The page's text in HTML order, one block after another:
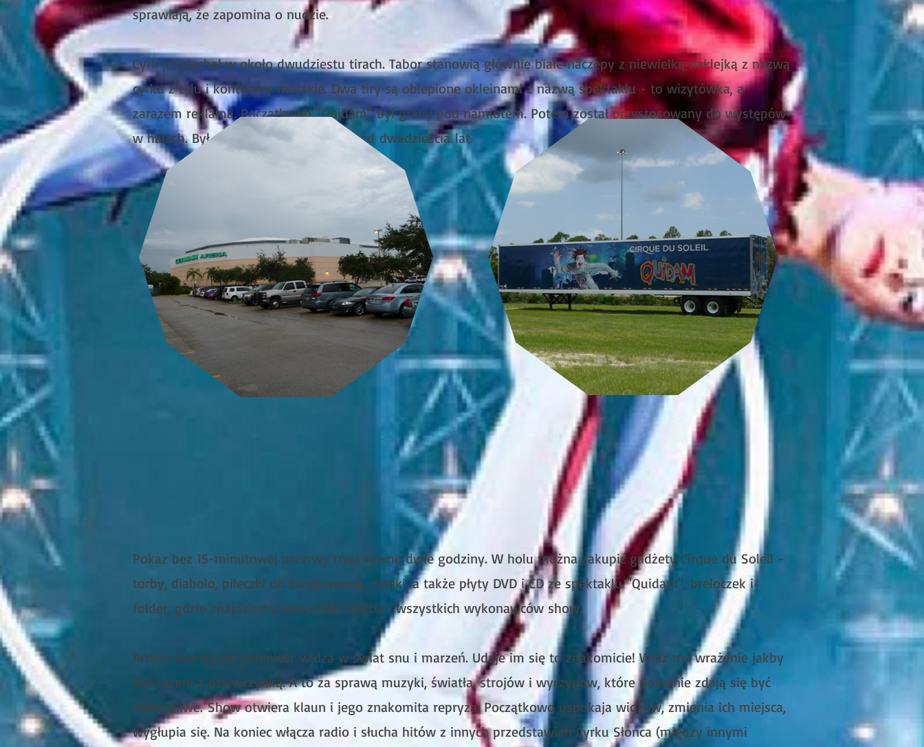
sprawiają, że zapomina o nudzie.
Cyrk przyjechał w około dwudziestu tirach. Tabor stanowią głównie białe naczepy z niewielką naklejką z nazwą
cyrku z tyłu i kontenery morskie. Dwa tiry są oblepione okleinami z nazwą spektaklu - to wizytówka, a
zarazem reklama. Początkowo "Quidam" był grany pod namiotem. Potem został przystosowany do występów
w halach. Był prezentowany przez ponad dwadzieścialat.
Pokaz bez 15-minutowej przerwy trwa równe dwie godziny. W holu można zakupić gadżety Cirque du Soleil -
torby, diabolo, piłeczki do żonglowania, maski, a także płyty DVD i CD ze spektaklu "Quidam", breloczek i
folder, gdzie znajdziemy wspaniałe zdjęcia i wszystkich wykonawców show.
Artyści starają się przenieść widza w świat snu i marzeń. Udaje im się to znakomicie! Widz ma wrażenie jakby
śnił razem z dziewczynką. A to za sprawą muzyki, światła, strojów i wyczynów, które pozornie zdają się być
niemożliwe.Show otwiera klaun i jego znakomita repryza. Początkowo uspokaja widzów, zmienia ich miejsca,
wygłupia się. Na koniec włącza radio i słucha hitów z innych przedstawień Cyrku Słońca (między innymi